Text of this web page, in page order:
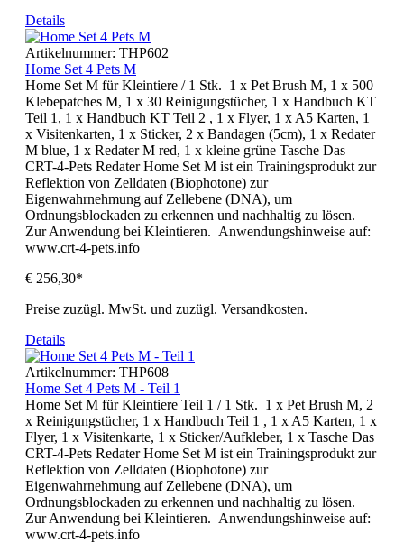
Details
Artikelnummer: THP602
Home Set 4 Pets M
Home Set M für Kleintiere / 1 Stk. 1 x Pet Brush M, 1 x 500
Klebepatches M, 1 x 30 Reinigungstücher, 1 x Handbuch KT
Teil 1, 1 x Handbuch KT Teil 2 , 1 x Flyer, 1 x A5 Karten, 1
x Visitenkarten, 1 x Sticker, 2 x Bandagen (5cm), 1 x Redater
M blue, 1 x Redater M red, 1 x kleine grüne Tasche Das
CRT-4-Pets Redater Home Set M ist ein Trainingsprodukt zur
Reflektion von Zelldaten (Biophotone) zur
Eigenwahrnehmung auf Zellebene (DNA), um
Ordnungsblockaden zu erkennen und nachhaltig zu lösen.
Zur Anwendung bei Kleintieren. Anwendungshinweise auf:
www.crt-4-pets.info
€ 256,30*
Preise zuzügl. MwSt. und zuzügl. Versandkosten.
Details
Artikelnummer: THP608
Home Set 4 Pets M - Teil 1
Home Set M für Kleintiere Teil 1 / 1 Stk. 1 x Pet Brush M, 2
x Reinigungstücher, 1 x Handbuch Teil 1 , 1 x A5 Karten, 1 x
Flyer, 1 x Visitenkarte, 1 x Sticker/Aufkleber, 1 x Tasche Das
CRT-4-Pets Redater Home Set M ist ein Trainingsprodukt zur
Reflektion von Zelldaten (Biophotone) zur
Eigenwahrnehmung auf Zellebene (DNA), um
Ordnungsblockaden zu erkennen und nachhaltig zu lösen.
Zur Anwendung bei Kleintieren. Anwendungshinweise auf:
www.crt-4-pets.info